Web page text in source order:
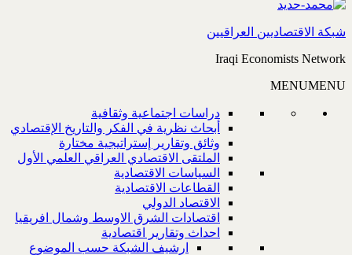
شبكة الاقتصاديين العراقيين
Iraqi Economists Network
MENUMENU
دراسات اجتماعية وثقافية
أبحاث نظرية في الفكر والتاريخ الإقتصادي
وثائق وتقارير إستراتيجية مختارة
الملتقى الاقتصادي العراقي العلمي الأول
السياسات الاقتصادية
القطاعات الاقتصادية
الاقتصاد الدولي
اقتصادات الشرق الاوسط وشمال افريقيا
احداث وتقارير اقتصادية
ارشيف الشبكة حسب الموضوع